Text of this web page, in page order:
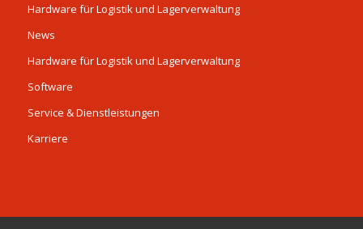
Hardware für Logistik und Lagerverwaltung
News
Hardware für Logistik und Lagerverwaltung
Software
Service & Dienstleistungen
Karriere